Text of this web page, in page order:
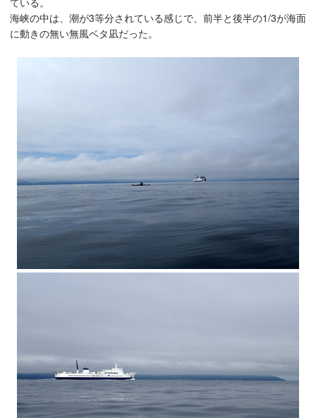
海峡の中は、潮が3等分されている感じで、前半と後半の1/3が海面
に動きの無い無風ベタ凪だった。